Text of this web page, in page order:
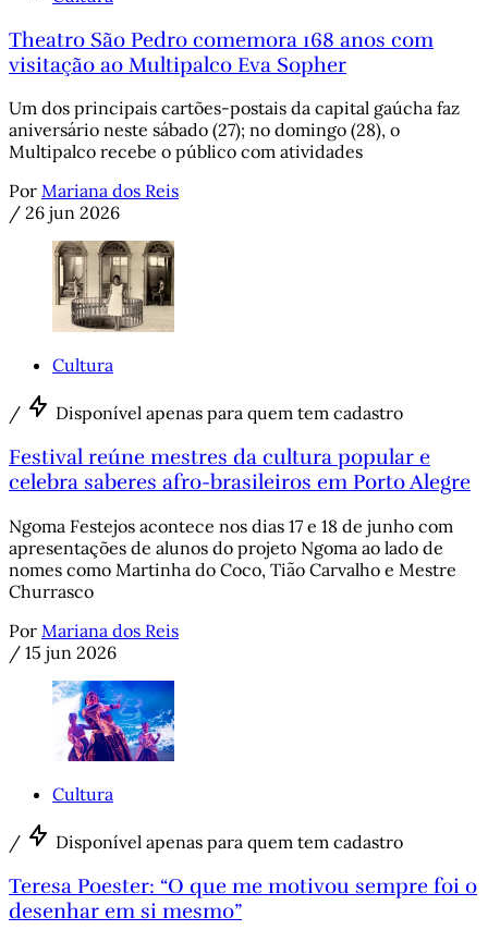
Theatro São Pedro comemora 168 anos com
visitação ao Multipalco Eva Sopher
Um dos principais cartões-postais da capital gaúcha faz
aniversário neste sábado (27); no domingo (28), o
Multipalco recebe o público com atividades
Por Mariana dos Reis
/ 26 jun 2026
Cultura
/ Disponível apenas para quem tem cadastro
Festival reúne mestres da cultura popular e
celebra saberes afro-brasileiros em Porto Alegre
Ngoma Festejos acontece nos dias 17 e 18 de junho com
apresentações de alunos do projeto Ngoma ao lado de
nomes como Martinha do Coco, Tião Carvalho e Mestre
Churrasco
Por Mariana dos Reis
/ 15 jun 2026
Cultura
/ Disponível apenas para quem tem cadastro
Teresa Poester: “O que me motivou sempre foi o
desenhar em si mesmo”